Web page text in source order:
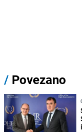
/ Povezano